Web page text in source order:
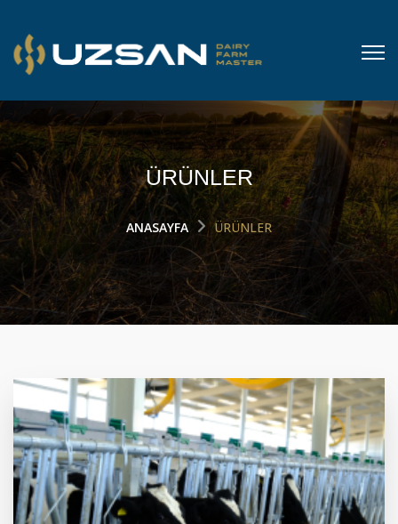
ÜRÜNLER
ANASAYFA ÜRÜNLER